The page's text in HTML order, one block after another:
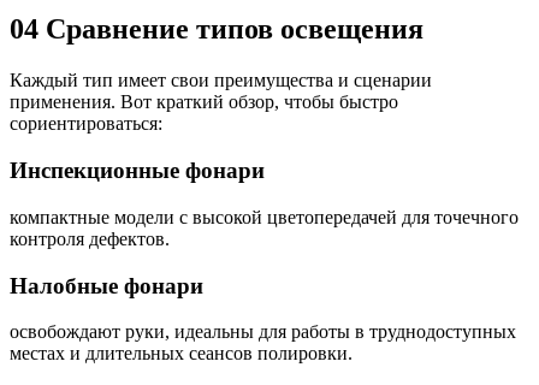
04 Сравнение типов освещения
Каждый тип имеет свои преимущества и сценарии
применения. Вот краткий обзор, чтобы быстро
сориентироваться:
Инспекционные фонари
компактные модели с высокой цветопередачей для точечного
контроля дефектов.
Налобные фонари
освобождают руки, идеальны для работы в труднодоступных
местах и длительных сеансов полировки.